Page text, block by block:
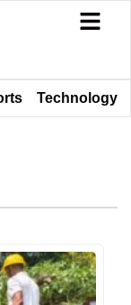
Technology